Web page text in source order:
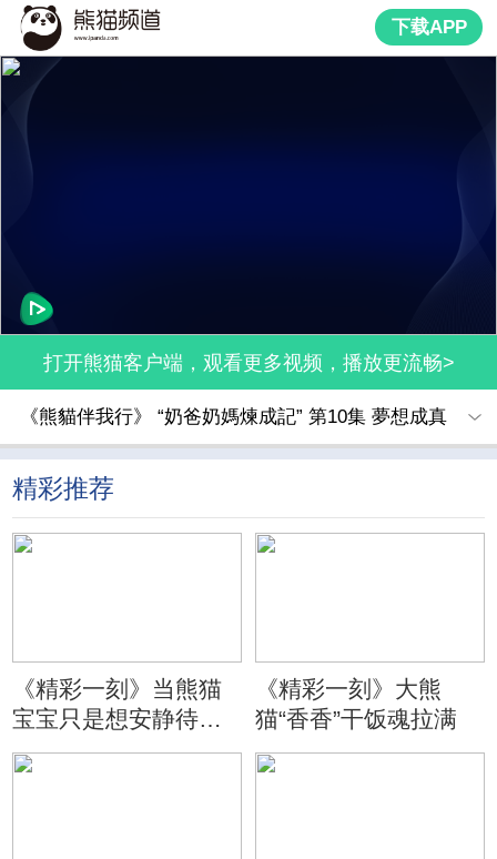
下载APP
打开熊猫客户端，观看更多视频，播放更流畅>
《熊貓伴我行》 “奶爸奶媽煉成記” 第10集 夢想成真
精彩推荐
《精彩一刻》当熊猫
宝宝只是想安静待会
儿
《精彩一刻》大熊
猫“香香”干饭魂拉满